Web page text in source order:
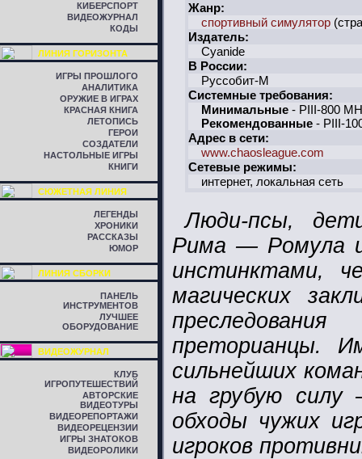
КИБЕРСПОРТ
ВИДЕОЖУРНАЛ
КОДЫ
ЛИНИЯ ГОРИЗОНТА
ИГРЫ ПРОШЛОГО
АНАЛИТИКА
ОРУЖИЕ В ИГРАХ
КРАСНАЯ КНИГА
ЛЕТОПИСЬ
ГЕРОИ
СОЗДАТЕЛИ
НАСТОЛЬНЫЕ ИГРЫ
КНИГИ
СЮЖЕТНАЯ ЛИНИЯ
ЛЕГЕНДЫ
ХРОНИКИ
РАССКАЗЫ
ЮМОР
ЛИНИЯ СБОРКИ
ПАНЕЛЬ
ИНСТРУМЕНТОВ
ЛУЧШЕЕ
ОБОРУДОВАНИЕ
ВИДЕОЖУРНАЛ
КЛУБ
ИГРОПУТЕШЕСТВИЙ
АВТОРСКИЕ
ВИДЕОТУРЫ
ВИДЕОРЕПОРТАЖИ
ВИДЕОРЕЦЕНЗИИ
ИГРЫ ЗНАТОКОВ
ВИДЕОРОЛИКИ
Жанр:
спортивный симулятор
Издатель:
Cyanide
В России:
Руссобит-М
Системные требования:
Минимальные- PIII-800
Рекомендованные- PIII-
Адрес в сети:
www.chaosleague.com
Сетевые режимы:
интернет, локальная сеть
Люди-псы,
Рима — Ромула
инстинктами,
магических
преторианцы.
сильнейших
на грубую
обходы чужих
игроков